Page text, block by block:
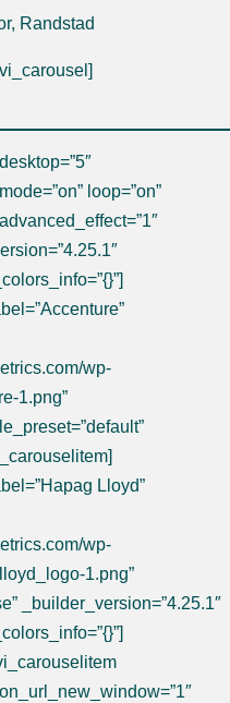
Randstad
loop=”on”
wp-
1.png”
Lloyd”
wp-
1.png”
_builder_version=”4.25.1″